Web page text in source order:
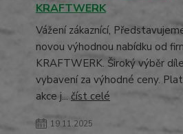
KRAFTWERK
Vážení zákaznící,
novou výhodnou nabídku od
KRAFTWERK. Široký výběr
vybavení za výhodné ceny.
akce j... číst celé
19.11.2025